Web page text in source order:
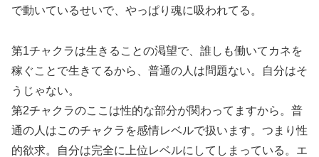
で動いているせいで、やっぱり魂に吸われてる。
第1チャクラは生きることの渇望で、誰しも働いてカネを
稼ぐことで生きてるから、普通の人は問題ない。自分はそ
うじゃない。
第2チャクラのここは性的な部分が関わってますから。普
通の人はこのチャクラを感情レベルで扱います。つまり性
的欲求。自分は完全に上位レベルにしてしまっている。エ